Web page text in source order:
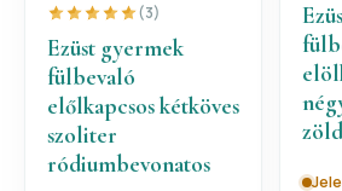
(3)
Ezüst gyermek
fülbevaló
előlkapcsos kétköves
szoliter
ródiumbevonatos